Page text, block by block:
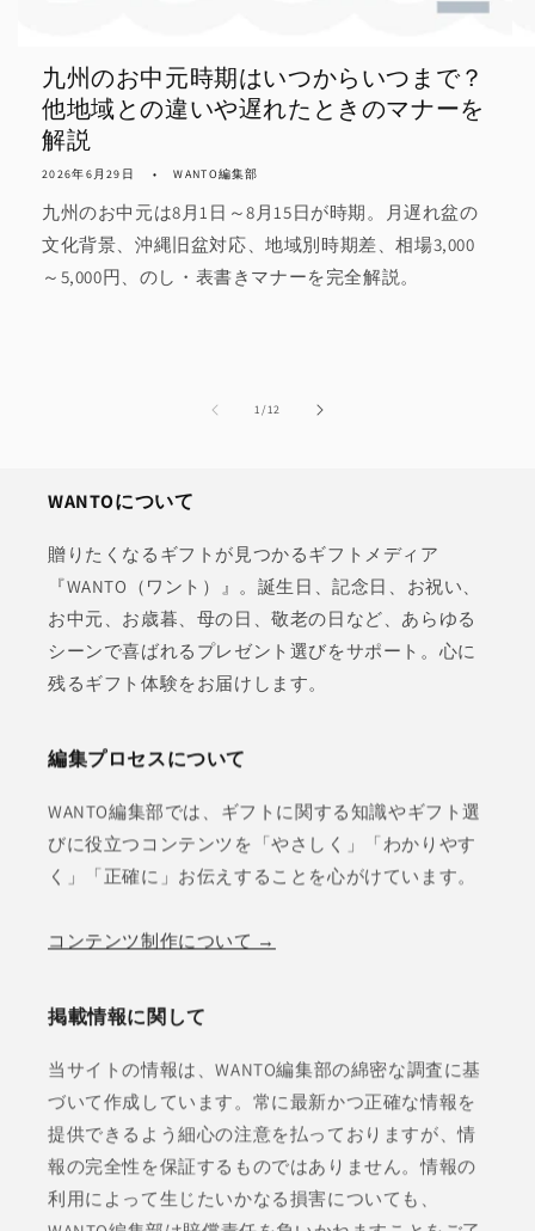
九州のお中元時期はいつからいつまで？
他地域との違いや遅れたときのマナーを
解説
2026年6月29日 WANTO編集部
九州のお中元は8月1日～8月15日が時期。月遅れ盆の
文化背景、沖縄旧盆対応、地域別時期差、相場3,000
～5,000円、のし・表書きマナーを完全解説。
1/の
12
WANTOについて
贈りたくなるギフトが見つかるギフトメディア
『WANTO（ワント）』。誕生日、記念日、お祝い、
お中元、お歳暮、母の日、敬老の日など、あらゆる
シーンで喜ばれるプレゼント選びをサポート。心に
残るギフト体験をお届けします。
編集プロセスについて
WANTO編集部では、ギフトに関する知識やギフト選
びに役立つコンテンツを「やさしく」「わかりやす
く」「正確に」お伝えすることを心がけています。
コンテンツ制作について →
掲載情報に関して
当サイトの情報は、WANTO編集部の綿密な調査に基
づいて作成しています。常に最新かつ正確な情報を
提供できるよう細心の注意を払っておりますが、情
報の完全性を保証するものではありません。情報の
利用によって生じたいかなる損害についても、